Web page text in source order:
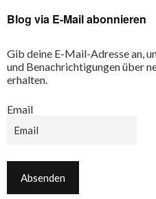
Blog via E-Mail abonnieren
Gib deine E-Mail-Adresse an,
und Benachrichtigungen über
erhalten.
Email